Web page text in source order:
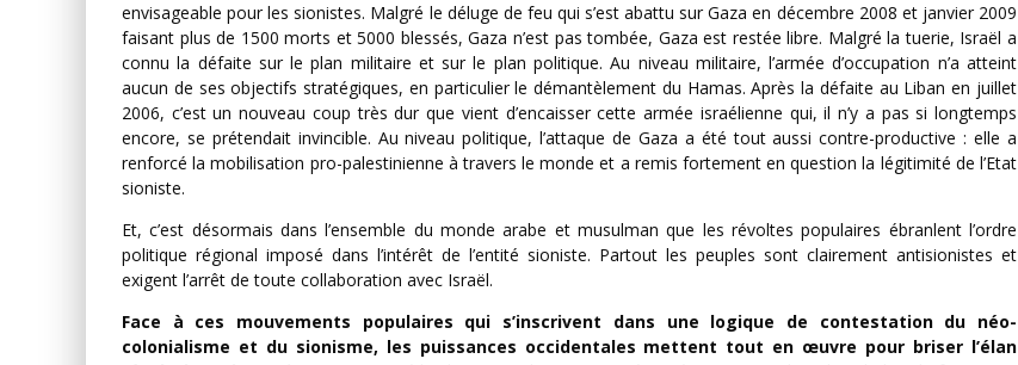
envisageable pour les sionistes. Malgré le déluge de feu qui s’est abattu sur Gaza en décembre 2008 et janvier 2009
faisant plus de 1500 morts et 5000 blessés, Gaza n’est pas tombée, Gaza est restée libre. Malgré la tuerie, Israël a
connu la défaite sur le plan militaire et sur le plan politique. Au niveau militaire, l’armée d’occupation n’a atteint
aucun de ses objectifs stratégiques, en particulier le démantèlement du Hamas. Après la défaite au Liban en juillet
2006, c’est un nouveau coup très dur que vient d’encaisser cette armée israélienne qui, il n’y a pas si longtemps
encore, se prétendait invincible. Au niveau politique, l’attaque de Gaza a été tout aussi contre-productive : elle a
renforcé la mobilisation pro-palestinienne à travers le monde et a remis fortement en question la légitimité de l’Etat
sioniste.
Et, c’est désormais dans l’ensemble du monde arabe et musulman que les révoltes populaires ébranlent l’ordre
politique régional imposé dans l’intérêt de l’entité sioniste. Partout les peuples sont clairement antisionistes et
exigent l’arrêt de toute collaboration avec Israël.
Face à ces mouvements populaires qui s’inscrivent dans une logique de contestation du néo-
colonialisme et du sionisme, les puissances occidentales mettent tout en œuvre pour briser l’élan
DES ACCORDS DE PAIX SANS LE
PEUPLE ET CONTRE LE PEUPLE